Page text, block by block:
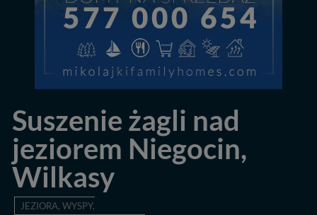
Suszenie żagli nad
jeziorem Niegocin,
Wilkasy
JEZIORA, WYSPY,